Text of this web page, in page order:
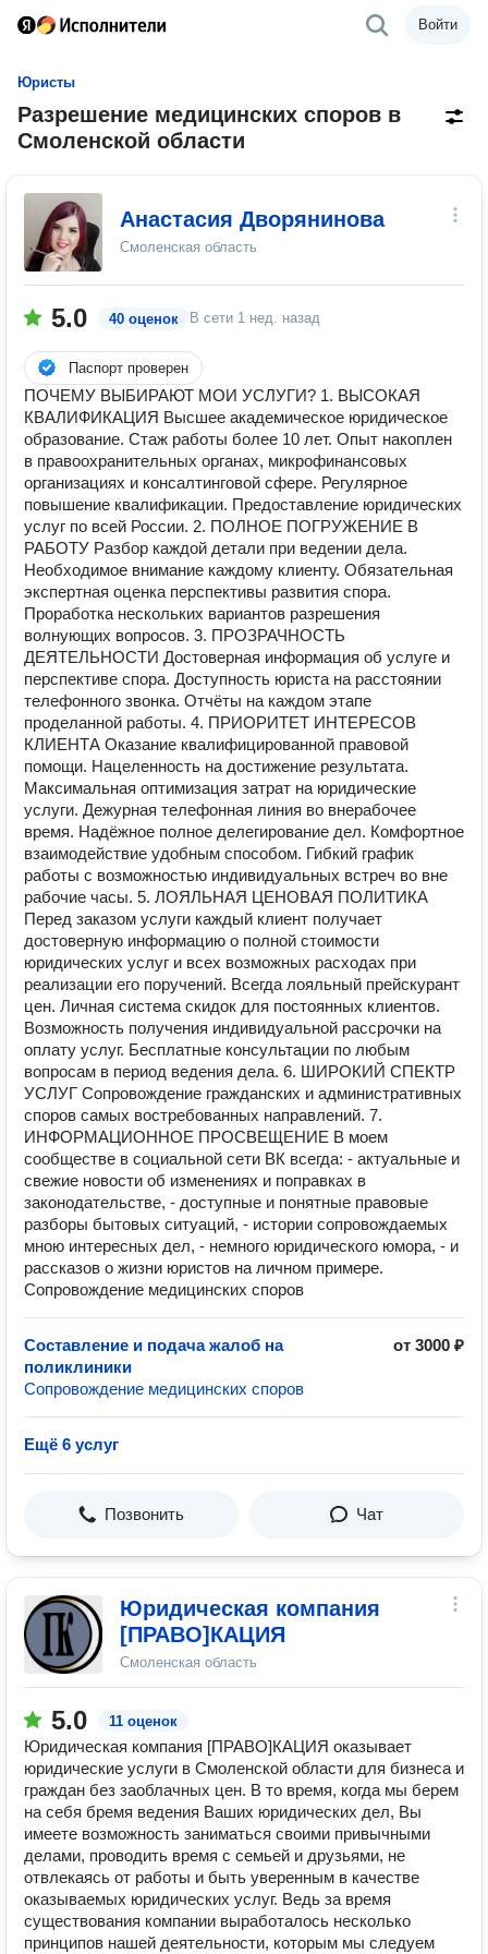
Войти
Юристы
Разрешение медицинских споров в
Смоленской области
Анастасия Дворянинова
Смоленская область
5.0 40 оценок В сети 1 нед. назад
Паспорт проверен
ПОЧЕМУ ВЫБИРАЮТ МОИ УСЛУГИ? 1. ВЫСОКАЯ
КВАЛИФИКАЦИЯ Высшее академическое юридическое
образование. Стаж работы более 10 лет. Опыт накоплен
в правоохранительных органах, микрофинансовых
организациях и консалтинговой сфере. Регулярное
повышение квалификации. Предоставление юридических
услуг по всей России. 2. ПОЛНОЕ ПОГРУЖЕНИЕ В
РАБОТУ Разбор каждой детали при ведении дела.
Необходимое внимание каждому клиенту. Обязательная
экспертная оценка перспективы развития спора.
Проработка нескольких вариантов разрешения
волнующих вопросов. 3. ПРОЗРАЧНОСТЬ
ДЕЯТЕЛЬНОСТИ Достоверная информация об услуге и
перспективе спора. Доступность юриста на расстоянии
телефонного звонка. Отчёты на каждом этапе
проделанной работы. 4. ПРИОРИТЕТ ИНТЕРЕСОВ
КЛИЕНТА Оказание квалифицированной правовой
помощи. Нацеленность на достижение результата.
Максимальная оптимизация затрат на юридические
услуги. Дежурная телефонная линия во внерабочее
время. Надёжное полное делегирование дел. Комфортное
взаимодействие удобным способом. Гибкий график
работы с возможностью индивидуальных встреч во вне
рабочие часы. 5. ЛОЯЛЬНАЯ ЦЕНОВАЯ ПОЛИТИКА
Перед заказом услуги каждый клиент получает
достоверную информацию о полной стоимости
юридических услуг и всех возможных расходах при
реализации его поручений. Всегда лояльный прейскурант
цен. Личная система скидок для постоянных клиентов.
Возможность получения индивидуальной рассрочки на
оплату услуг. Бесплатные консультации по любым
вопросам в период ведения дела. 6. ШИРОКИЙ СПЕКТР
УСЛУГ Сопровождение гражданских и административных
споров самых востребованных направлений. 7.
ИНФОРМАЦИОННОЕ ПРОСВЕЩЕНИЕ В моем
сообществе в социальной сети ВК всегда: - актуальные и
свежие новости об изменениях и поправках в
законодательстве, - доступные и понятные правовые
разборы бытовых ситуаций, - истории сопровождаемых
мною интересных дел, - немного юридического юмора, - и
рассказов о жизни юристов на личном примере.
Сопровождение медицинских споров
Составление и подача жалоб на
поликлиники
от 3000 ₽
Сопровождение медицинских споров
Ещё 6 услуг
Позвонить Чат
Юридическая компания
[ПРАВО]КАЦИЯ
Смоленская область
5.0 11 оценок
Юридическая компания [ПРАВО]КАЦИЯ оказывает
юридические услуги в Смоленской области для бизнеса и
граждан без заоблачных цен. В то время, когда мы берем
на себя бремя ведения Ваших юридических дел, Вы
имеете возможность заниматься своими привычными
делами, проводить время с семьей и друзьями, не
отвлекаясь от работы и быть уверенным в качестве
оказываемых юридических услуг. Ведь за время
существования компании выработалось несколько
принципов нашей деятельности, которым мы следуем